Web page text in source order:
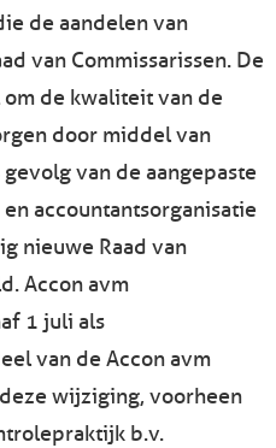
de aandelen van
van Commissarissen. De
de kwaliteit van de
door middel van
van de aangepaste
accountantsorganisatie
nieuwe Raad van
Accon avm
1 juli als
van de Accon avm
wijziging, voorheen
b.v.